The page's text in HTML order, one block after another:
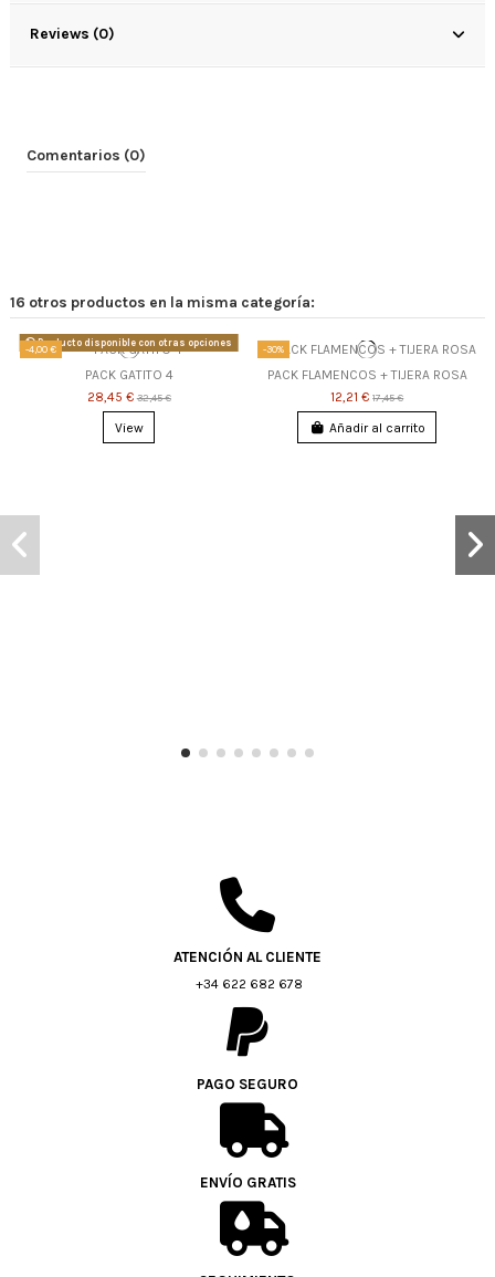
Reviews (0)
Comentarios (0)
16 otros productos en la misma categoría:
-4,00 €
Producto disponible con otras opciones
PACK GATITO 4
28,45 €32,45 €
View
-30%
PACK FLAMENCOS + TIJERA ROSA
12,21 €17,45 €
Añadir al carrito
ATENCIÓN AL CLIENTE
+34 622 682 678
PAGO SEGURO
ENVÍO GRATIS